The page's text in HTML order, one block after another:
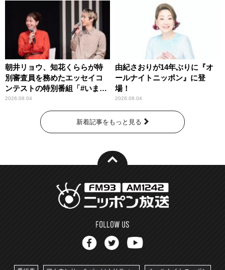
朝井リョウ、知花くららが特
別審査員を務めたエッセイコ
ンテストの特別番組「#いまあ
なたに伝えたいこと」
2026.08.04
由紀さおりが14年ぶりに『オ
ールナイトニッポン』に登
場！
2026.08.04
新着記事をもっと見る